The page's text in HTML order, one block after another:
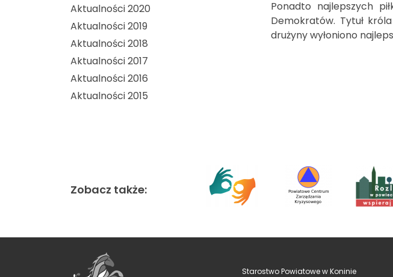
Aktualności 2020
Aktualności 2019
Aktualności 2018
Aktualności 2017
Aktualności 2016
Aktualności 2015
Ponadto najlepszych
Demokratów. Tytuł
drużyny wyłoniono
Zobacz także:
Starostwo Powiatowe w Koninie